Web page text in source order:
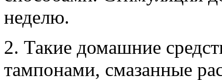
неделю.
2. Такие домашние
тампонами, смазанные